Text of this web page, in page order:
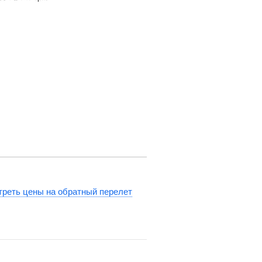
цены на обратный перелет